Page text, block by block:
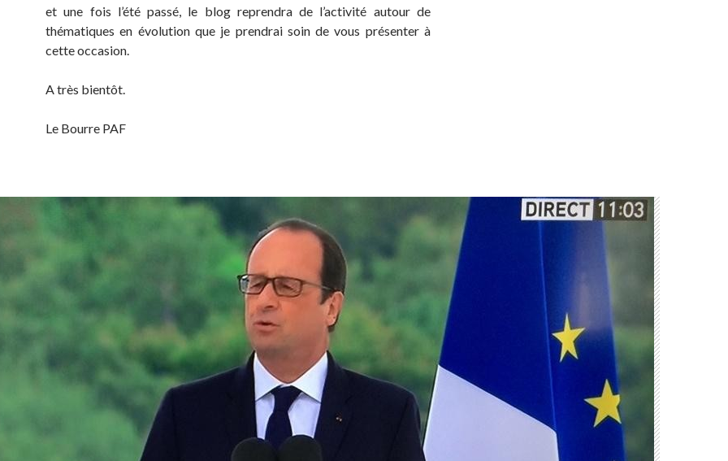
et une fois l’été passé, le blog reprendra de l’activité autour de
thématiques en évolution que je prendrai soin de vous présenter à
cette occasion.
A très bientôt.
Le Bourre PAF